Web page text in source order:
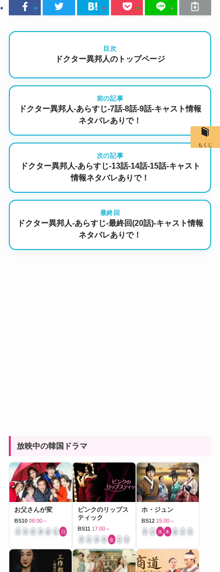
目次
ドクター異邦人のトップページ
前の記事
ドクター異邦人-あらすじ-7話-8話-9話-キャスト情報
ネタバレありで！
次の記事
ドクター異邦人-あらすじ-13話-14話-15話-キャスト
情報ネタバレありで！
最終回
ドクター異邦人-あらすじ-最終回(20話)-キャスト情報
ネタバレありで！
放映中の韓国ドラマ
お父さんが変
BS10 08:00～
月 火 水 木 金 土 日
ピンクのリップス
ティック
BS11 17:00～
月 火 水 木 金 土 日
ホ・ジュン
BS12 15:00～
月 火 水 木 金 土 日
もくじ